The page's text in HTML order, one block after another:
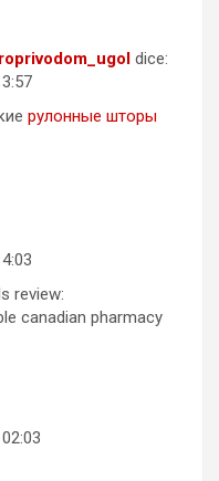
dice:
рулонные шторы
review:
canadian pharmacy